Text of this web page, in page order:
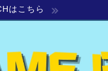
はこちら